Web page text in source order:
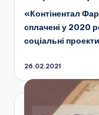
«Контінентал
сплачені у 2020
соціальні
26.02.2021